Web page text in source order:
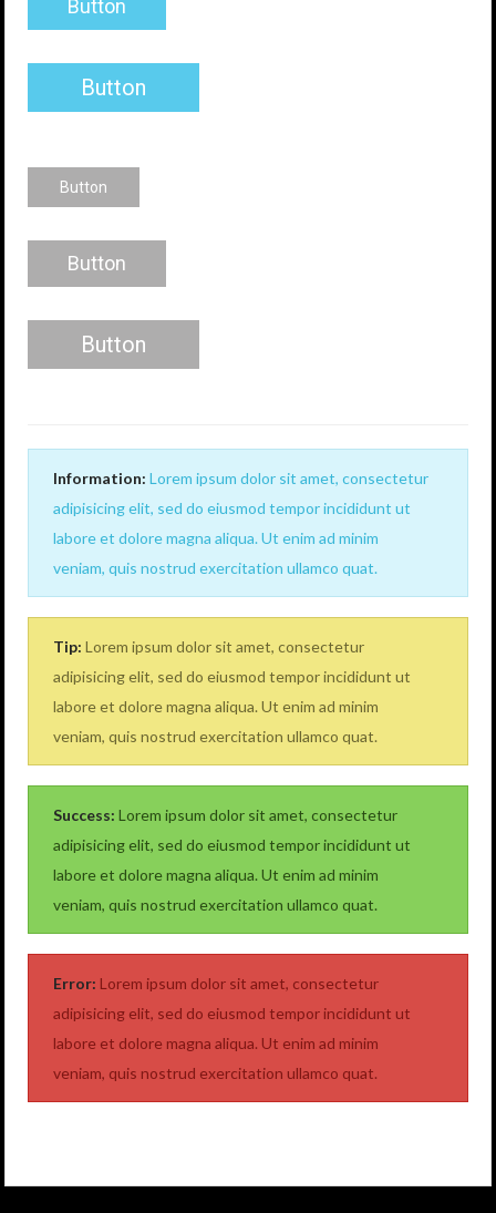
Button
Button
Button
Button
Button
Information: Lorem ipsum dolor sit amet, consectetur
adipisicing elit, sed do eiusmod tempor incididunt ut
labore et dolore magna aliqua. Ut enim ad minim
veniam, quis nostrud exercitation ullamco quat.
Tip: Lorem ipsum dolor sit amet, consectetur
adipisicing elit, sed do eiusmod tempor incididunt ut
labore et dolore magna aliqua. Ut enim ad minim
veniam, quis nostrud exercitation ullamco quat.
Success: Lorem ipsum dolor sit amet, consectetur
adipisicing elit, sed do eiusmod tempor incididunt ut
labore et dolore magna aliqua. Ut enim ad minim
veniam, quis nostrud exercitation ullamco quat.
Error: Lorem ipsum dolor sit amet, consectetur
adipisicing elit, sed do eiusmod tempor incididunt ut
labore et dolore magna aliqua. Ut enim ad minim
veniam, quis nostrud exercitation ullamco quat.